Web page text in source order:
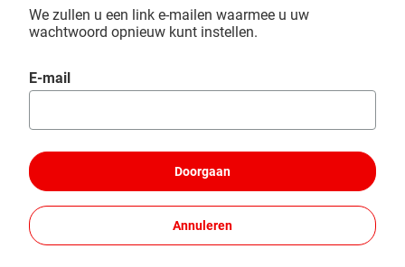
We zullen u een link e-mailen waarmee u uw
wachtwoord opnieuw kunt instellen.
Wachtwoord opnieuw instellen met uw e-mail
E-mail
Doorgaan
Annuleren